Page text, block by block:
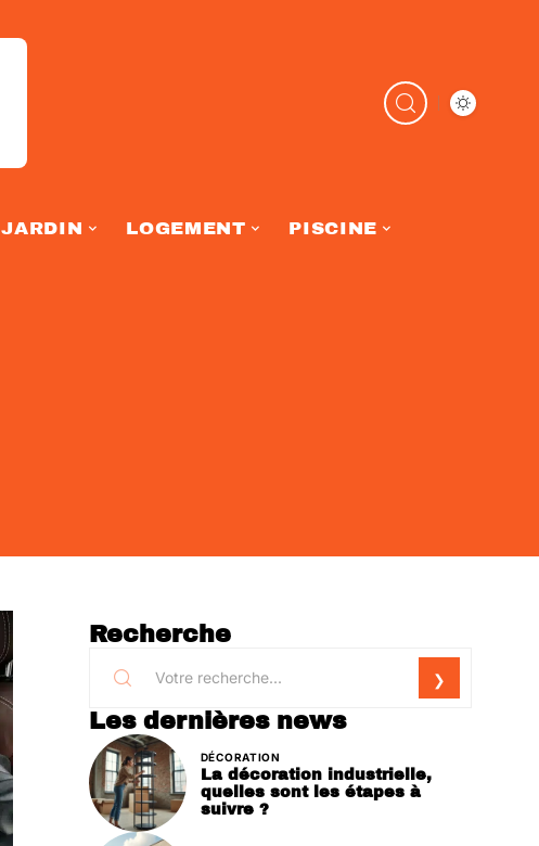
JARDIN LOGEMENT PISCINE
Recherche
Les dernières news
DÉCORATION
La décoration industrielle,
quelles sont les étapes à
suivre ?